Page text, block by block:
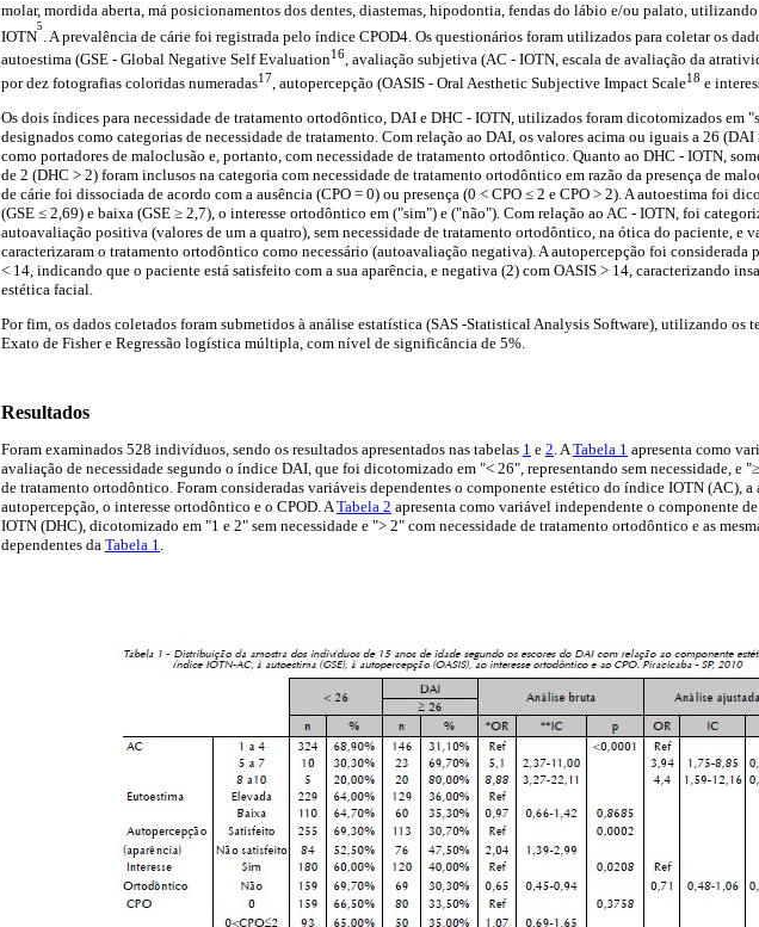
molar, mordida aberta, má posicionamentos dos dentes, diastemas, hipodontia, fendas do lábio e/ou palato,
IOTN
5
. A prevalência de cárie foi registrada pelo índice CPOD4. Os questionários foram utilizados para coletar os
autoestima (GSE - Global Negative Self Evaluation16, avaliação subjetiva (AC - IOTN, escala de avaliação da
por dez fotografias coloridas numeradas17 , autopercepção (OASIS - Oral Aesthetic Subjective Impact Scale18 e
Os dois índices para necessidade de tratamento ortodôntico, DAI e DHC - IOTN, utilizados foram dicotomizados em
designados como categorias de necessidade de tratamento. Com relação ao DAI, os valores acima ou iguais a 26
como portadores de maloclusão e, portanto, com necessidade de tratamento ortodôntico. Quanto ao DHC - IOTN,
de 2 (DHC > 2) foram inclusos na categoria com necessidade de tratamento ortodôntico em razão da presença de
de cárie foi dissociada de acordo com a ausência (CPO = 0) ou presença (0 < CPO ≤ 2 e CPO > 2). A autoestima foi
(GSE ≤ 2,69) e baixa (GSE ≥ 2,7), o interesse ortodôntico em ("sim") e ("não"). Com relação ao AC - IOTN, foi
autoavaliação positiva (valores de um a quatro), sem necessidade de tratamento ortodôntico, na ótica do paciente, e
caracterizaram o tratamento ortodôntico como necessário (autoavaliação negativa). A autopercepção foi considerada
< 14, indicando que o paciente está satisfeito com a sua aparência, e negativa (2) com OASIS > 14, caracterizando
estética facial.
Por fim, os dados coletados foram submetidos à análise estatística (SAS -Statistical Analysis Software), utilizando os
Exato de Fisher e Regressão logística múltipla, com nível de significância de 5%.
Resultados
Foram examinados 528 indivíduos, sendo os resultados apresentados nas tabelas 1 e 2 . A Tabela 1 apresenta como
avaliação de necessidade segundo o índice DAI, que foi dicotomizado em "< 26", representando sem necessidade, e
de tratamento ortodôntico. Foram consideradas variáveis dependentes o componente estético do índice IOTN (AC), a
autopercepção, o interesse ortodôntico e o CPOD. A Tabela 2 apresenta como variável independente o componente
IOTN (DHC), dicotomizado em "1 e 2" sem necessidade e "> 2" com necessidade de tratamento ortodôntico e as
dependentes da Tabela 1